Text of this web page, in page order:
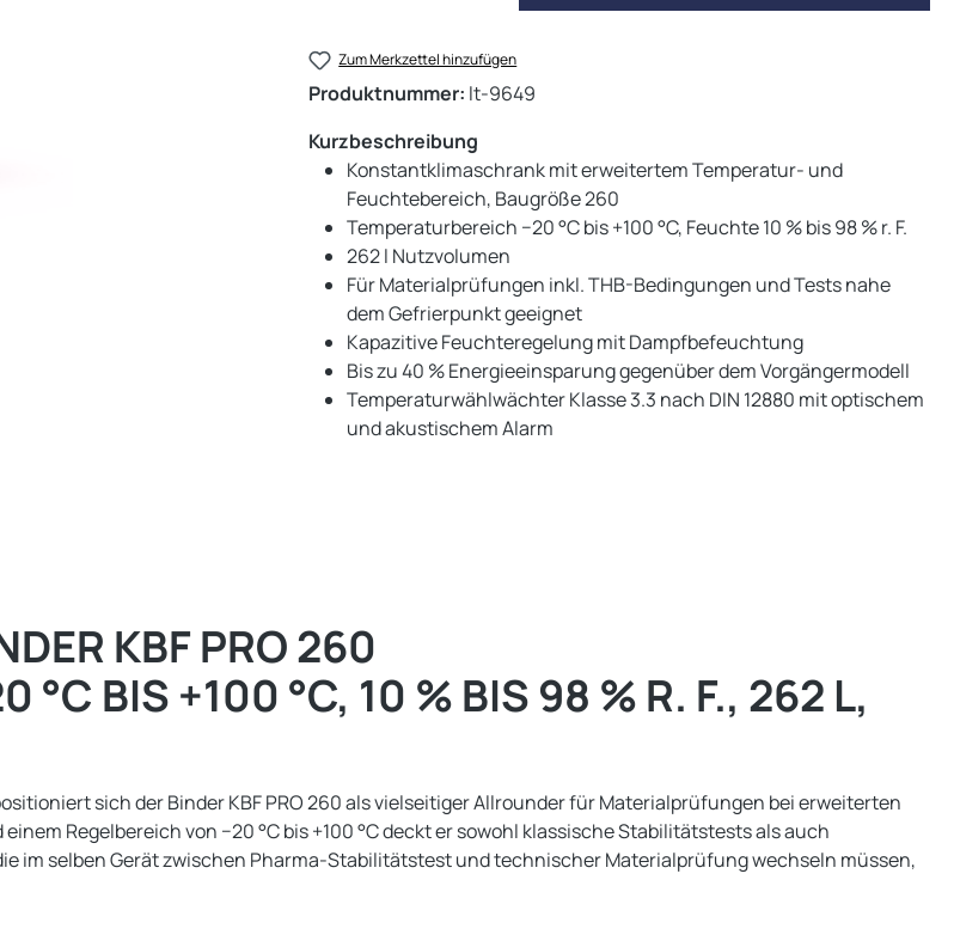
Zum Merkzettel hinzufügen
Produktnummer: lt-9649
Kurzbeschreibung
Konstantklimaschrank mit erweitertem Temperatur- und
Feuchtebereich, Baugröße 260
Temperaturbereich −20 °C bis +100 °C, Feuchte 10 % bis 98 % r. F.
262 l Nutzvolumen
Für Materialprüfungen inkl. THB-Bedingungen und Tests nahe
dem Gefrierpunkt geeignet
Kapazitive Feuchteregelung mit Dampfbefeuchtung
Bis zu 40 % Energieeinsparung gegenüber dem Vorgängermodell
Temperaturwählwächter Klasse 3.3 nach DIN 12880 mit optischem
und akustischem Alarm
KBF PRO 260
BIS +100 °C, 10 % BIS 98 % R. F., 262 L,
sich der Binder KBF PRO 260 als vielseitiger Allrounder für Materialprüfungen bei erweiterten
Regelbereich von −20 °C bis +100 °C deckt er sowohl klassische Stabilitätstests als auch
im selben Gerät zwischen Pharma-Stabilitätstest und technischer Materialprüfung wechseln müssen,